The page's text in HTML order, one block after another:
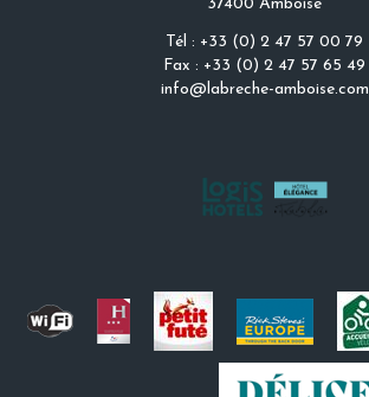
37400 Amboise
Tél : +33 (0) 2 47 57 00 79
Fax : +33 (0) 2 47 57 65 49
info@labreche-amboise.com